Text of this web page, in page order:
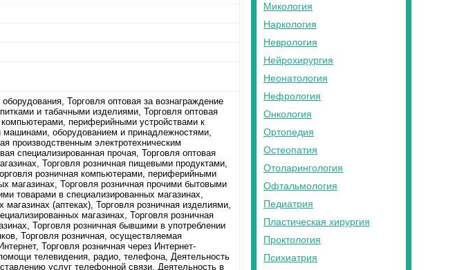
Торговля оптовая за вознаграждение
и табачными изделиями, Торговля оптовая
периферийными устройствами к
оборудованием и принадлежностями,
производственным электротехническим
специализированная прочая, Торговля оптовая
Торговля розничная пищевыми продуктами,
розничная компьютерами, периферийными
магазинах, Торговля розничная прочими бытовыми
товарами в специализированных магазинах,
(аптеках), Торговля розничная изделиями,
магазинах, Торговля розничная
Торговля розничная бывшими в употреблении
Торговля розничная, осуществляемая
Торговля розничная через Интернет-
телевидения, радио, телефона, Деятельность
услуг телефонной связи, Деятельность в
Микология
Наркология
Неврология
Нейрохирургия
Неонатология
Нефрология
Онкология
Ортопедия
Остеопатия
Отоларингология
Офтальмология
Педиатрия
Пластическая хирургия
Проктология
Психиатрия